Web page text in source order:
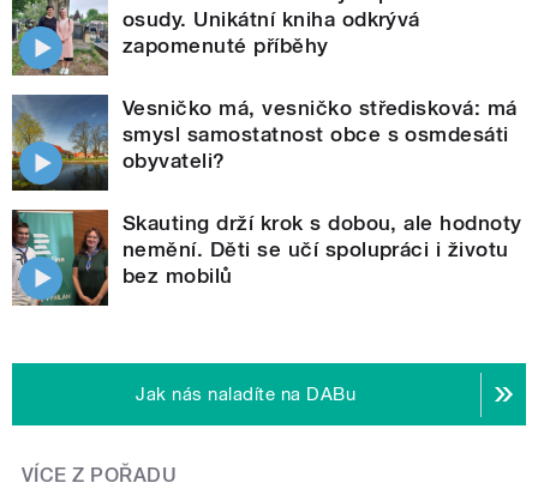
osudy. Unikátní kniha odkrývá
zapomenuté příběhy
Vesničko má, vesničko středisková: má
smysl samostatnost obce s osmdesáti
obyvateli?
Skauting drží krok s dobou, ale hodnoty
nemění. Děti se učí spolupráci i životu
bez mobilů
Jak nás naladíte na DABu
VÍCE Z POŘADU